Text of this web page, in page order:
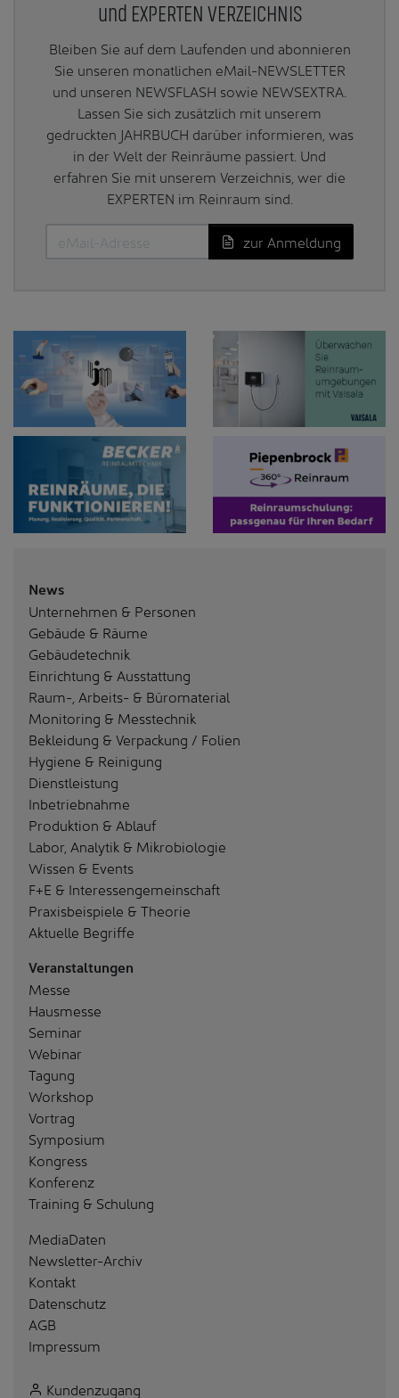
und EXPERTEN VERZEICHNIS
Bleiben Sie auf dem Laufenden und abonnieren
Sie unseren monatlichen eMail-NEWSLETTER
und unseren NEWSFLASH sowie NEWSEXTRA.
Lassen Sie sich zusätzlich mit unserem
gedruckten JAHRBUCH darüber informieren, was
in der Welt der Reinräume passiert. Und
erfahren Sie mit unserem Verzeichnis, wer die
EXPERTEN im Reinraum sind.
zur Anmeldung
News
Unternehmen & Personen
Gebäude & Räume
Gebäudetechnik
Einrichtung & Ausstattung
Raum-, Arbeits- & Büromaterial
Monitoring & Messtechnik
Bekleidung & Verpackung / Folien
Hygiene & Reinigung
Dienstleistung
Inbetriebnahme
Produktion & Ablauf
Labor, Analytik & Mikrobiologie
Wissen & Events
F+E & Interessengemeinschaft
Praxisbeispiele & Theorie
Aktuelle Begriffe
Veranstaltungen
Messe
Hausmesse
Seminar
Webinar
Tagung
Workshop
Vortrag
Symposium
Kongress
Konferenz
Training & Schulung
MediaDaten
Newsletter-Archiv
Kontakt
Datenschutz
AGB
Impressum
Kundenzugang